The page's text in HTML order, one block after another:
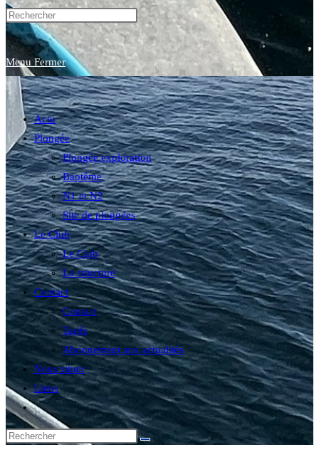
website
search
Menu Fermer
Actu
Plongée
Plongée exploration
Baptême
N1 et N2
Site de plongées
Le Club
Le Club
La structure
Contact
Contact
Tarifs
Abonnement aux actualités
Nous situer
Liens
Toggle
website
search